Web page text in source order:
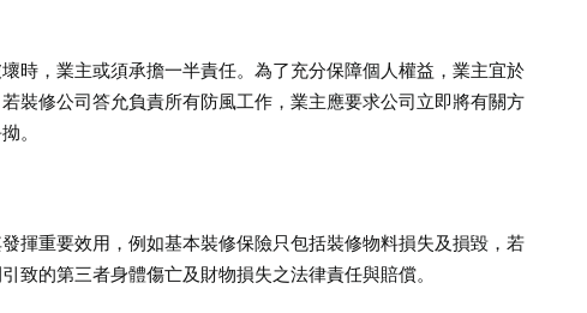
時，業主或須承擔一半責任。為了充分保障個人權益，業主宜於
裝修公司答允負責所有防風工作，業主應要求公司立即將有關方
。
揮重要效用，例如基本裝修保險只包括裝修物料損失及損毀，若
的第三者身體傷亡及財物損失之法律責任與賠償。